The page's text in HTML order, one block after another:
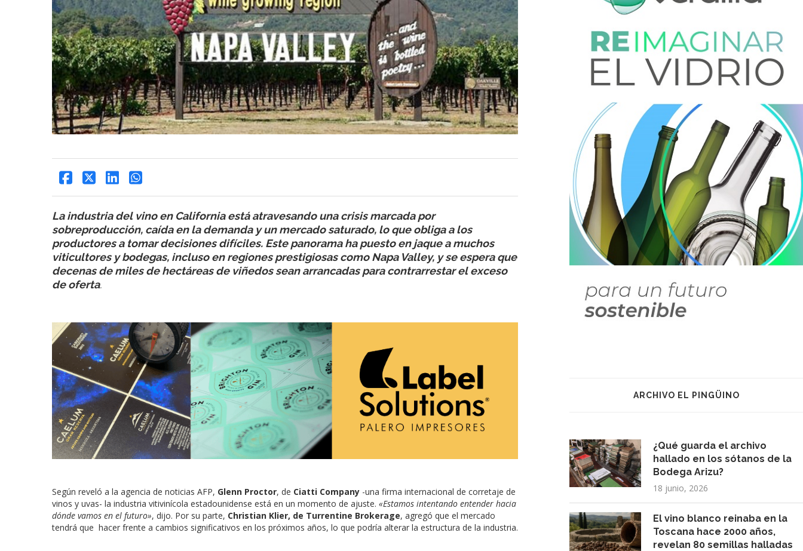
La industria del vino en California está atravesando una crisis marcada por
sobreproducción, caída en la demanda y un mercado saturado, lo que obliga a los
productores a tomar decisiones difíciles. Este panorama ha puesto en jaque a muchos
viticultores y bodegas, incluso en regiones prestigiosas como Napa Valley, y se espera que
decenas de miles de hectáreas de viñedos sean arrancadas para contrarrestar el exceso
de oferta.
Según reveló a la agencia de noticias AFP, Glenn Proctor, de Ciatti Company -una firma internacional de corretaje de
vinos y uvas- la industria vitivinícola estadounidense está en un momento de ajuste. «Estamos intentando entender hacia
dónde vamos en el futuro», dijo. Por su parte, Christian Klier, de Turrentine Brokerage, agregó que el mercado
tendrá que hacer frente a cambios significativos en los próximos años, lo que podría alterar la estructura de la industria.
ARCHIVO EL PINGÜINO
¿Qué guarda el archivo
hallado en los sótanos de la
Bodega Arizu?
18 junio, 2026
El vino blanco reinaba en la
Toscana hace 2000 años,
revelan 80 semillas halladas